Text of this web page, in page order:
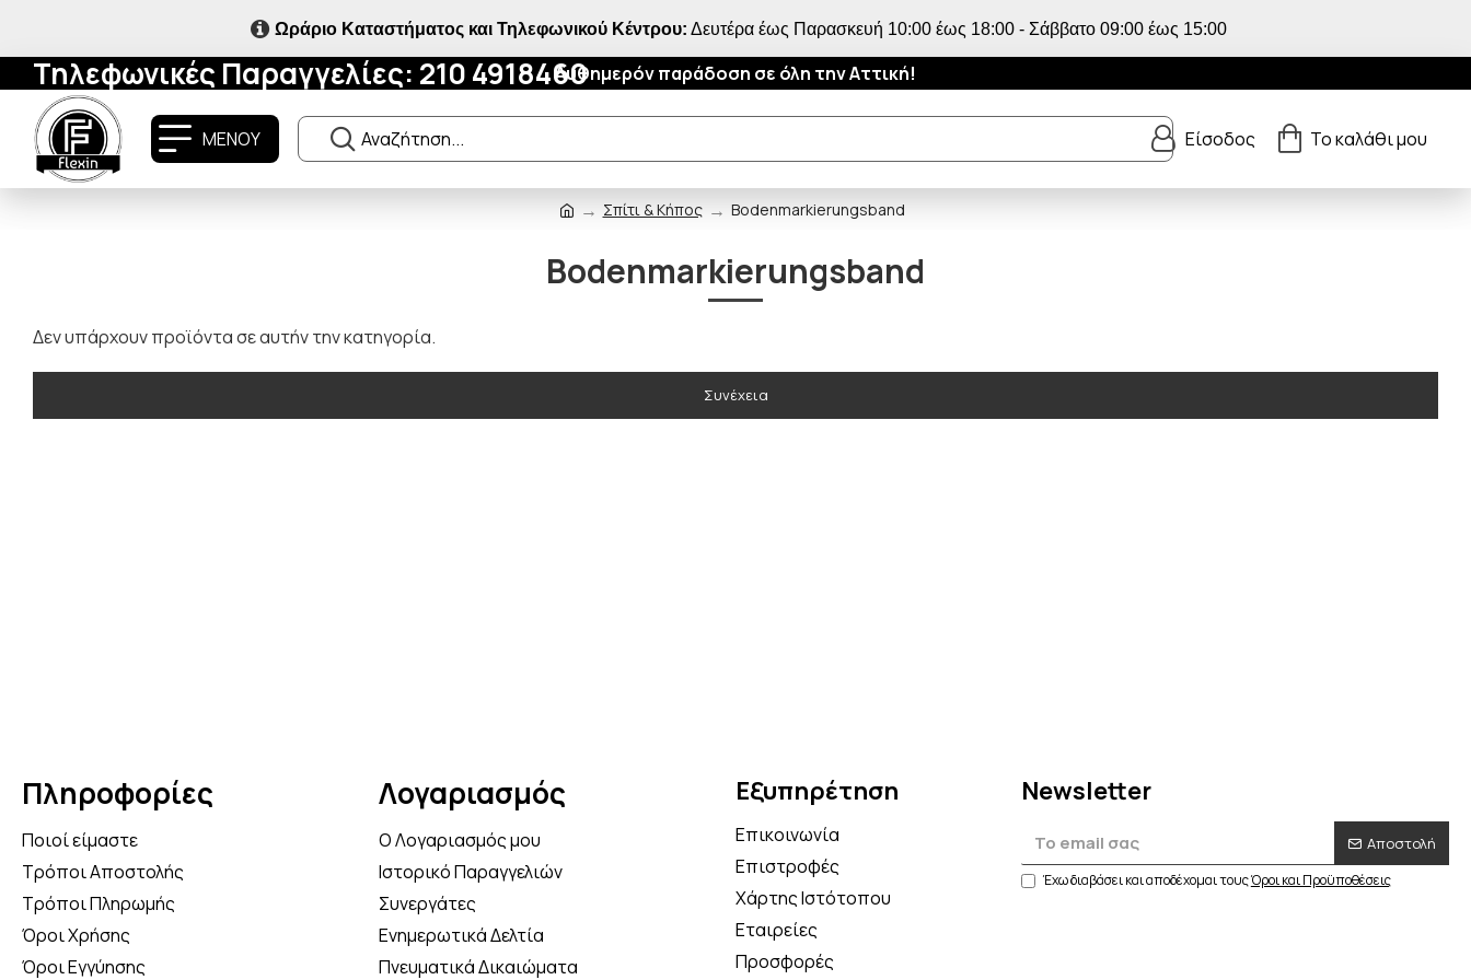
ΠΟΥ ΠΑΣ;
Ωράριο Καταστήματος και Τηλεφωνικού Κέντρου: Δευτέρα έως Παρασκευή 10:00 έως 18:00 - Σάββατο 09:00 έως 15:00
Τηλεφωνικές Παραγγελίες: 210 4918460Αυθημερόν παράδοση σε όλη την Αττική!
ΜΕΝΟΥ Είσοδος Το καλάθι μου
Σπίτι & Κήπος Bodenmarkierungsband
Bodenmarkierungsband
Δεν υπάρχουν προϊόντα σε αυτήν την κατηγορία.
Συνέχεια
Πληροφορίες
Ποιοί είμαστε
Τρόποι Αποστολής
Τρόποι Πληρωμής
Όροι Χρήσης
Όροι Εγγύησης
Λογαριασμός
Ο Λογαριασμός μου
Ιστορικό Παραγγελιών
Συνεργάτες
Ενημερωτικά Δελτία
Πνευματικά Δικαιώματα
Εξυπηρέτηση
Επικοινωνία
Επιστροφές
Χάρτης Ιστότοπου
Εταιρείες
Προσφορές
Newsletter
Αποστολή
Έχω διαβάσει και αποδέχομαι τουςΌροι και Προϋποθέσεις